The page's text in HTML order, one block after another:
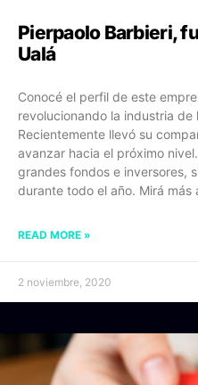
Pierpaolo Barbieri,
Ualá
Conocé el perfil de este
revolucionando la industria de
Recientemente llevó su
avanzar hacia el próximo
grandes fondos e inversores,
durante todo el año. Mirá más
READ MORE »
2 noviembre, 2020